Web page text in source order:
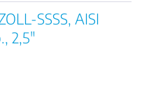
SSSS, AISI
2,5"